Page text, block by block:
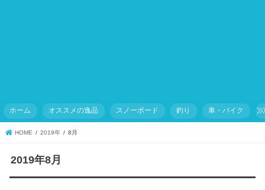
ホーム オススメの逸品 スノーボード 釣り 車・バイク
HOME 2019年 8月
2019年8月